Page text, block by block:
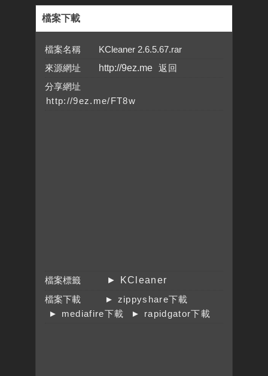
檔案下載
檔案名稱 KCleaner 2.6.5.67.rar
來源網址
http://9ez.me
分享網址
檔案標籤
► KCleaner
檔案下載